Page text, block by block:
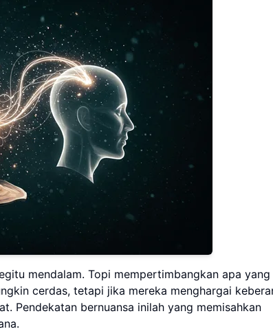
mendalam. Topi mempertimbangkan apa yang
cerdas, tetapi jika mereka menghargai
Pendekatan bernuansa inilah yang memisahkan